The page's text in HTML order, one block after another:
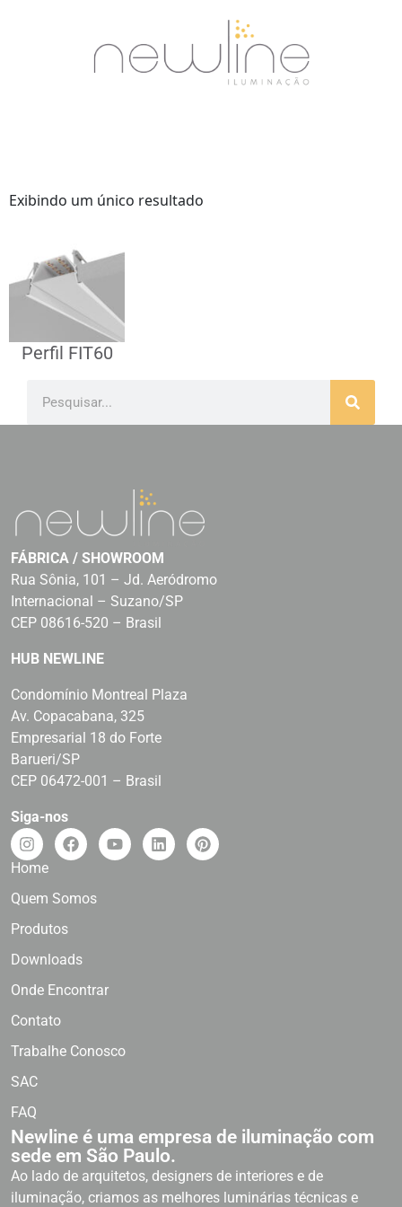
Exibindo um único resultado
Perfil FIT60
FÁBRICA / SHOWROOM
Rua Sônia, 101 – Jd. Aeródromo
Internacional – Suzano/SP
CEP 08616-520 – Brasil
HUB NEWLINE
Condomínio Montreal Plaza
Av. Copacabana, 325
Empresarial 18 do Forte
Barueri/SP
CEP 06472-001 – Brasil
Siga-nos
Home
Quem Somos
Produtos
Downloads
Onde Encontrar
Contato
Trabalhe Conosco
SAC
FAQ
Newline é uma empresa de iluminação com
sede em São Paulo.
Ao lado de arquitetos, designers de interiores e de
iluminação, criamos as melhores luminárias técnicas e